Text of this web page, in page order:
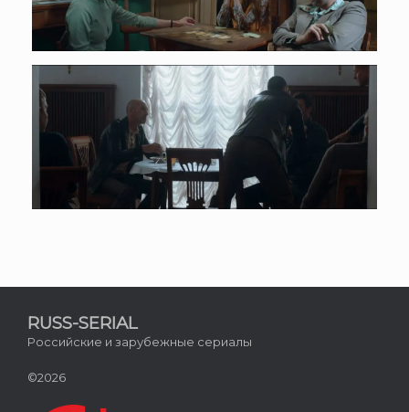
RUSS-SERIAL
Российские и зарубежные сериалы
©2026